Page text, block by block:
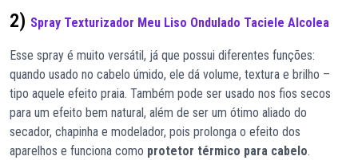
2) Spray Texturizador Meu Liso Ondulado Taciele Alcolea
Esse spray é muito versátil, já que possui diferentes funções:
quando usado no cabelo úmido, ele dá volume, textura e brilho –
tipo aquele efeito praia. Também pode ser usado nos fios secos
para um efeito bem natural, além de ser um ótimo aliado do
secador, chapinha e modelador, pois prolonga o efeito dos
aparelhos e funciona como protetor térmico para cabelo.